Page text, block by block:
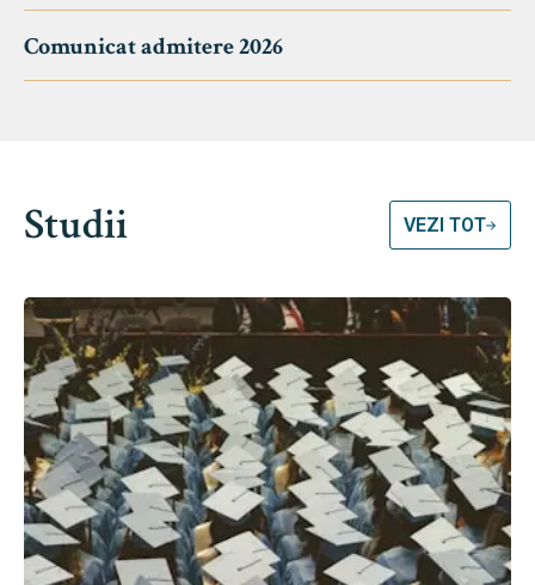
Comunicat admitere 2026
Studii VEZI TOT